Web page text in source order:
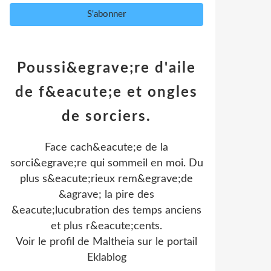
Poussi&egrave;re d'aile
de f&eacute;e et ongles
de sorciers.
Face cach&eacute;e de la
sorci&egrave;re qui sommeil en moi. Du
plus s&eacute;rieux rem&egrave;de
&agrave; la pire des
&eacute;lucubration des temps anciens
et plus r&eacute;cents.
Voir le profil de Maltheia sur le portail
Eklablog